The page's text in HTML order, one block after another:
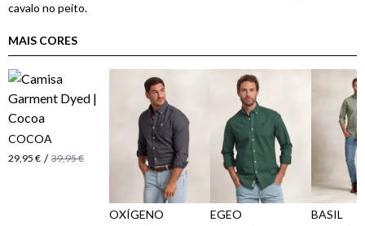
cavalo no peito.
MAIS CORES
COCOA
29,95 € / 39,95 €
OXÍGENO EGEO BASIL